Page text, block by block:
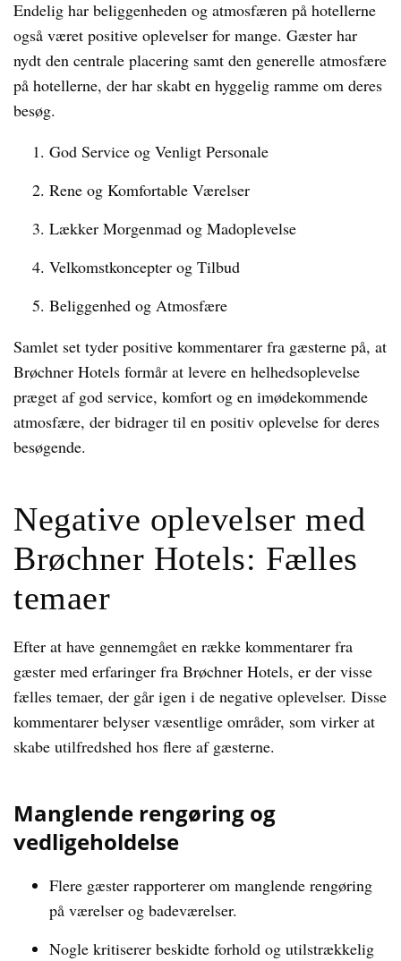
Endelig har beliggenheden og atmosfæren på hotellerne
også været positive oplevelser for mange. Gæster har
nydt den centrale placering samt den generelle atmosfære
på hotellerne, der har skabt en hyggelig ramme om deres
besøg.
God Service og Venligt Personale
Rene og Komfortable Værelser
Lækker Morgenmad og Madoplevelse
Velkomstkoncepter og Tilbud
Beliggenhed og Atmosfære
Samlet set tyder positive kommentarer fra gæsterne på, at
Brøchner Hotels formår at levere en helhedsoplevelse
præget af god service, komfort og en imødekommende
atmosfære, der bidrager til en positiv oplevelse for deres
besøgende.
Negative oplevelser med
Brøchner Hotels: Fælles
temaer
Efter at have gennemgået en række kommentarer fra
gæster med erfaringer fra Brøchner Hotels, er der visse
fælles temaer, der går igen i de negative oplevelser. Disse
kommentarer belyser væsentlige områder, som virker at
skabe utilfredshed hos flere af gæsterne.
Manglende rengøring og
vedligeholdelse
Flere gæster rapporterer om manglende rengøring
på værelser og badeværelser.
Nogle kritiserer beskidte forhold og utilstrækkelig